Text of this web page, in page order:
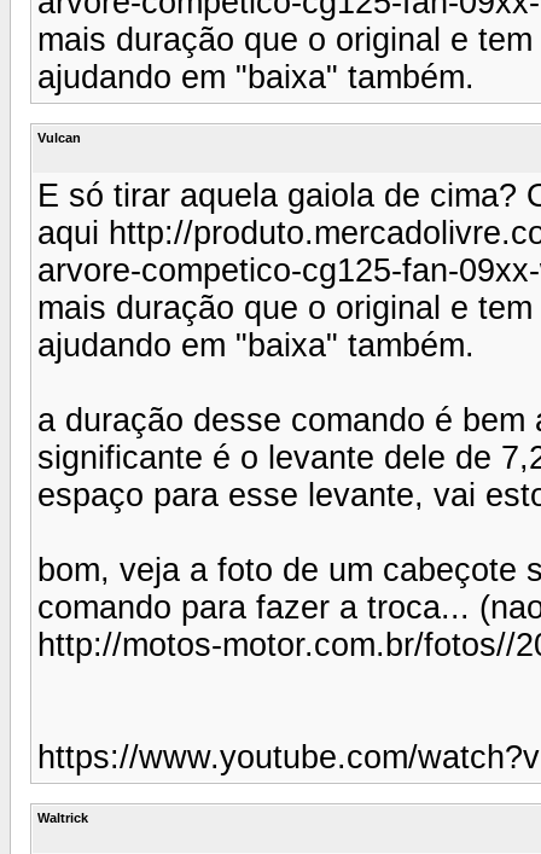
mais duração que o original e
ajudando em "baixa" também.
Vulcan
E só tirar aquela gaiola de cima?
aqui http://
arvore-competico-cg125-fan-
mais duração que o original e
ajudando em "baixa" também.
a duração desse comando é
significante é o levante dele de
espaço para esse levante, vai
bom, veja a foto de um cabeçote
comando para fazer a troca...
http://motos-motor.com.br/fotos//
https://www.youtube.com/
Waltrick